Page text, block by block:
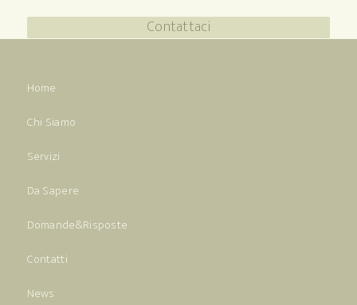
Contattaci
Home
Chi Siamo
Servizi
Da Sapere
Domande&Risposte
Contatti
News